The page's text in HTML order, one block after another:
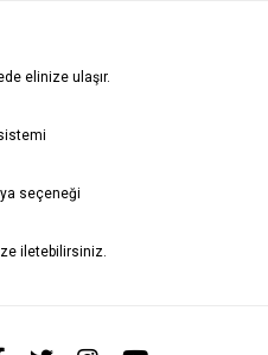
elinize ulaşır.
seçeneği
iletebilirsiniz.